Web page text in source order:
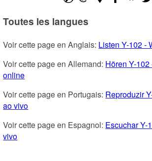
Toutes les langues
Voir cette page en Anglais: Listen Y-102 -
Voir cette page en Allemand: Hören Y-
online
Voir cette page en Portugais: Reproduzir
ao vivo
Voir cette page en Espagnol: Escuchar Y-
vivo